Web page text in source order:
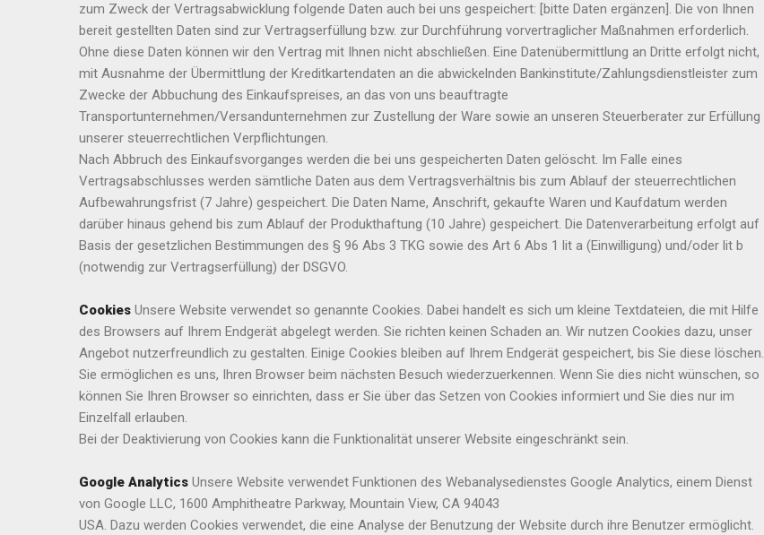
zum Zweck der Vertragsabwicklung folgende Daten auch bei uns gespeichert: [bitte Daten ergänzen]. Die von Ihnen
bereit gestellten Daten sind zur Vertragserfüllung bzw. zur Durchführung vorvertraglicher Maßnahmen erforderlich.
Ohne diese Daten können wir den Vertrag mit Ihnen nicht abschließen. Eine Datenübermittlung an Dritte erfolgt nicht,
mit Ausnahme der Übermittlung der Kreditkartendaten an die abwickelnden Bankinstitute/Zahlungsdienstleister zum
Zwecke der Abbuchung des Einkaufspreises, an das von uns beauftragte
Transportunternehmen/Versandunternehmen zur Zustellung der Ware sowie an unseren Steuerberater zur Erfüllung
unserer steuerrechtlichen Verpflichtungen.
Nach Abbruch des Einkaufsvorganges werden die bei uns gespeicherten Daten gelöscht. Im Falle eines
Vertragsabschlusses werden sämtliche Daten aus dem Vertragsverhältnis bis zum Ablauf der steuerrechtlichen
Aufbewahrungsfrist (7 Jahre) gespeichert. Die Daten Name, Anschrift, gekaufte Waren und Kaufdatum werden
darüber hinaus gehend bis zum Ablauf der Produkthaftung (10 Jahre) gespeichert. Die Datenverarbeitung erfolgt auf
Basis der gesetzlichen Bestimmungen des § 96 Abs 3 TKG sowie des Art 6 Abs 1 lit a (Einwilligung) und/oder lit b
(notwendig zur Vertragserfüllung) der DSGVO.
CookiesUnsere Website verwendet so genannte Cookies. Dabei handelt es sich um kleine Textdateien, die mit Hilfe
des Browsers auf Ihrem Endgerät abgelegt werden. Sie richten keinen Schaden an. Wir nutzen Cookies dazu, unser
Angebot nutzerfreundlich zu gestalten. Einige Cookies bleiben auf Ihrem Endgerät gespeichert, bis Sie diese löschen.
Sie ermöglichen es uns, Ihren Browser beim nächsten Besuch wiederzuerkennen. Wenn Sie dies nicht wünschen, so
können Sie Ihren Browser so einrichten, dass er Sie über das Setzen von Cookies informiert und Sie dies nur im
Einzelfall erlauben.
Bei der Deaktivierung von Cookies kann die Funktionalität unserer Website eingeschränkt sein.
Google AnalyticsUnsere Website verwendet Funktionen des Webanalysedienstes Google Analytics, einem Dienst
von Google LLC, 1600 Amphitheatre Parkway, Mountain View, CA 94043
USA. Dazu werden Cookies verwendet, die eine Analyse der Benutzung der Website durch ihre Benutzer ermöglicht.